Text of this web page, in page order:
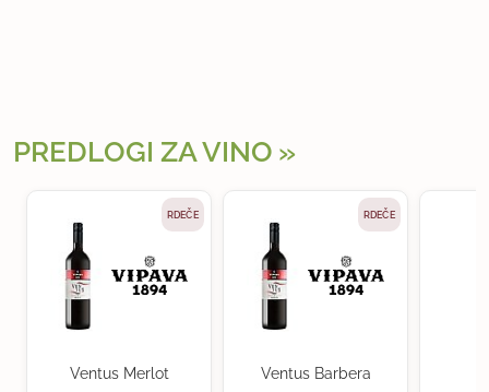
PREDLOGI ZA VINO
RDEČE
Ventus Merlot
RDEČE
Ventus Barbera